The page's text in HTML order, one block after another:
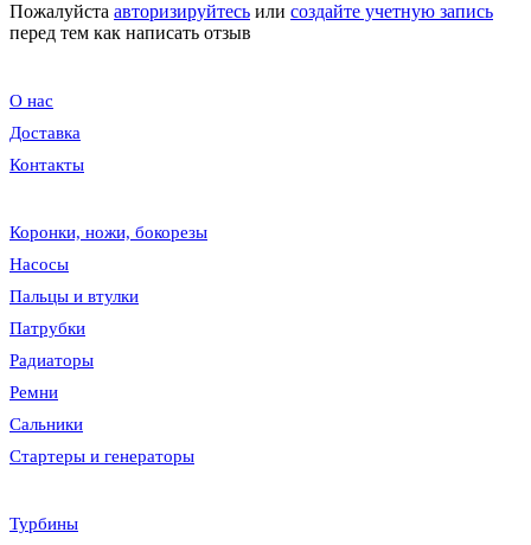
Пожалуйста авторизируйтесь или создайте учетную запись
перед тем как написать отзыв
О нас
Доставка
Контакты
Коронки, ножи, бокорезы
Насосы
Пальцы и втулки
Патрубки
Радиаторы
Ремни
Сальники
Стартеры и генераторы
Турбины